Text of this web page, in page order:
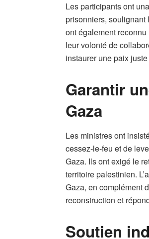
Les participants ont
prisonniers, soulignant
ont également
leur volonté de
instaurer une paix
Garantir
Gaza
Les ministres ont
cessez-le-feu et de
Gaza. Ils ont exigé le
territoire palestinien.
Gaza, en complément
reconstruction et
Soutien